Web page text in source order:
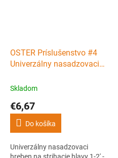
OSTER Príslušenstvo #4
Univerzálny nasadzovaci
2' - 14mm
Skladom
€6,67
Do košíka
Univerzálny nasadzovaci